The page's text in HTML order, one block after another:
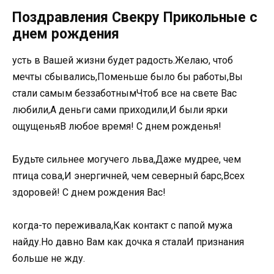
Поздравления Свекру Прикольные с
днем рождения
усть в Вашей жизни будет радость.Желаю, чтоб
мечты сбывались,Поменьше было бы работы,Вы
стали самым беззаботнымЧтоб все на свете Вас
любили,А деньги сами приходили,И были ярки
ощущеньяВ любое время! С днем рожденья!
Будьте сильнее могучего льва,Даже мудрее, чем
птица сова,И энергичней, чем северный барс,Всех
здоровей! С днем рождения Вас!
когда-то переживала,Как контакт с папой мужа
найду.Но давно Вам как дочка я сталаИ признания
больше не жду.